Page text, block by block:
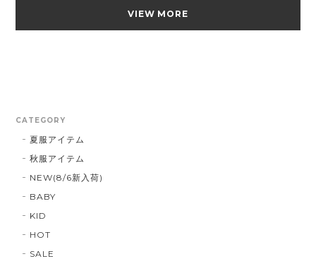
VIEW MORE
CATEGORY
夏服アイテム
秋服アイテム
NEW(8/6新入荷)
BABY
KID
HOT
SALE